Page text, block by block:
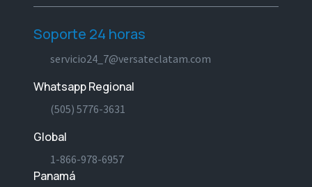
Soporte 24 horas
servicio24_7@versateclatam.com
Whatsapp Regional
(505) 5776-3631
Global
1-866-978-6957
Panamá